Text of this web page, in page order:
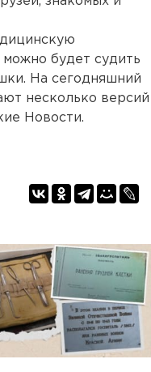
можно будет судить
На сегодняшний
несколько версий
Новости.